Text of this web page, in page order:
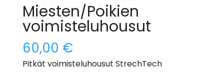
Miesten/Poikien
voimisteluhousut
60,00 €
Pitkät voimisteluhousut StrechTech